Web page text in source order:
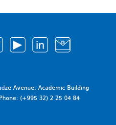
Avenue, Academic Building
(+995 32) 2 25 04 84